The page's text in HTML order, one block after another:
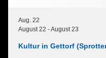
Aug. 22
August 22 -August 23
Kultur in Gettorf